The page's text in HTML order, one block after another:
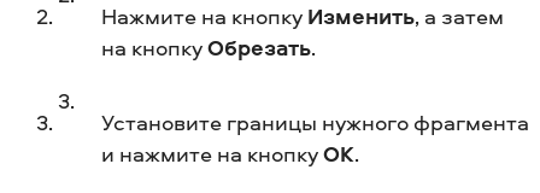
Нажмите на кнопку Изменить, а затем
на кнопкуОбрезать.
Установите границы нужного фрагмента
и нажмите на кнопкуОК.